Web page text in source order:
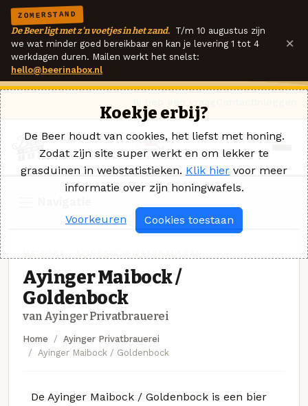
ZOMERSTAND
De Beer ligt met z'n voetjes in het zand. T/m 10 augustus zijn
we wat minder goed bereikbaar en kan je levering 1 tot 4
werkdagen duren. Mailen werkt het snelst:
hello@beerinabox.nl
×
Ayinger Maibock /
Goldenbock
van Ayinger Privatbrauerei
Home
Ayinger Privatbrauerei
Ayinger Maibock / Goldenbock
De Ayinger Maibock / Goldenbock is een bier
Koekje erbij?
De Beer houdt van cookies, het liefst met honing.
Zodat zijn site super werkt en om lekker te
grasduinen in webstatistieken. Klik hier voor meer
informatie over zijn honingwafels.
Voorkeuren Cookies toestaan